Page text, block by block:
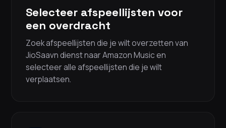
Selecteer afspeellijsten voor
een overdracht
Zoek afspeellijsten die je wilt overzetten van
JioSaavn dienst naar Amazon Music en
selecteer alle afspeellijsten die je wilt
verplaatsen.